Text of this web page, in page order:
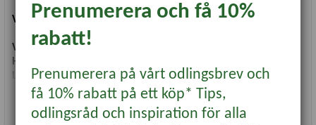
Vetenskapligt namn:Lactuca sativa
Växttyp:Köksväxter Sallad
Höjd:
Läge:Soligt, halvsoligt
Såtid:Mars-Augusti
Blomning/skörd: April-Oktober
Användning:Ätlig
Läs mer...
Prenumerera och få 10%
rabatt!
Prenumerera på vårt odlingsbrev och
få 10% rabatt på ett köp* Tips,
odlingsråd och inspiration för alla